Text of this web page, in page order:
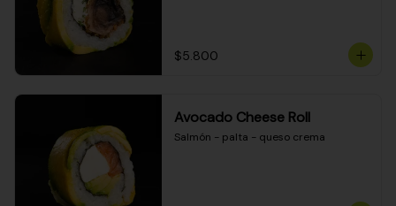
$5.800
Avocado Cheese Roll
Salmón - palta - queso crema